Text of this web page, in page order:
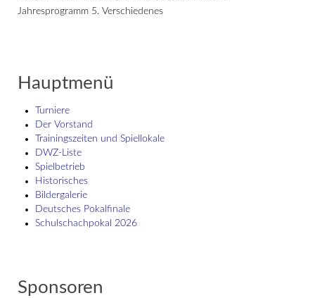
Jahresprogramm 5. Verschiedenes
Hauptmenü
Turniere
Der Vorstand
Trainingszeiten und Spiellokale
DWZ-Liste
Spielbetrieb
Historisches
Bildergalerie
Deutsches Pokalfinale
Schulschach­pokal 2026
Sponsoren